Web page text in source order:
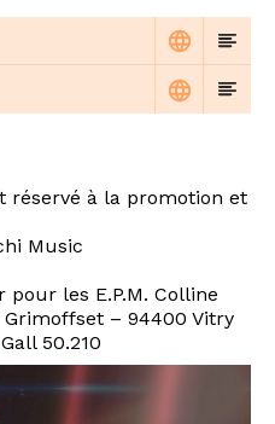
réservé à la promotion et
Music
les E.P.M. Colline
– 94400 Vitry
50.210